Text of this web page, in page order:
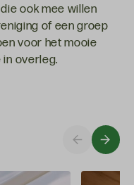
ook mee willen
of een groep
voor het mooie
in overleg.